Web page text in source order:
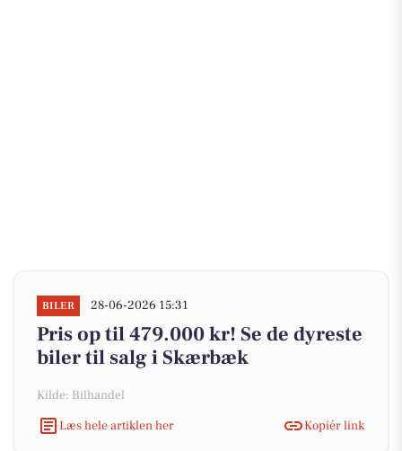
BILER 28-06-2026 15:31
Pris op til 479.000 kr! Se de dyreste
biler til salg i Skærbæk
Kilde: Bilhandel
Læs hele artiklen her
Kopiér link